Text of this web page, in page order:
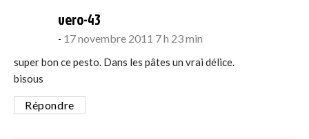
vero-43
17 novembre 2011 7 h 23 min
super bon ce pesto. Dans les pâtes un vrai délice.
bisous
Répondre